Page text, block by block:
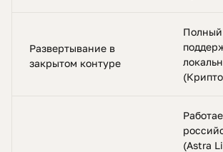
Развертывание в
закрытом контуре
Полный
(Astra